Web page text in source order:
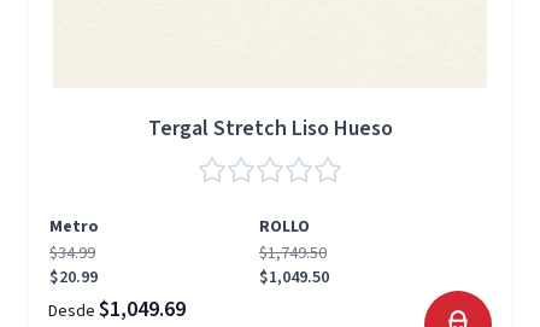
Tergal Stretch Liso Hueso
Metro
ROLLO
$34.99
$20.99
$1,749.50
$1,049.50
Desde $1,049.69